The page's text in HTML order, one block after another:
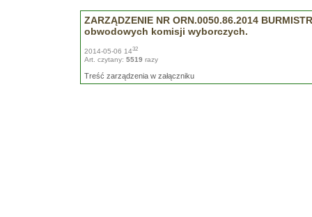
ZARZĄDZENIE NR ORN.0050.86.2014
obwodowych komisji wyborczych.
2014-05-06 1432
Art. czytany: 5519 razy
Treść zarządzenia w załączniku